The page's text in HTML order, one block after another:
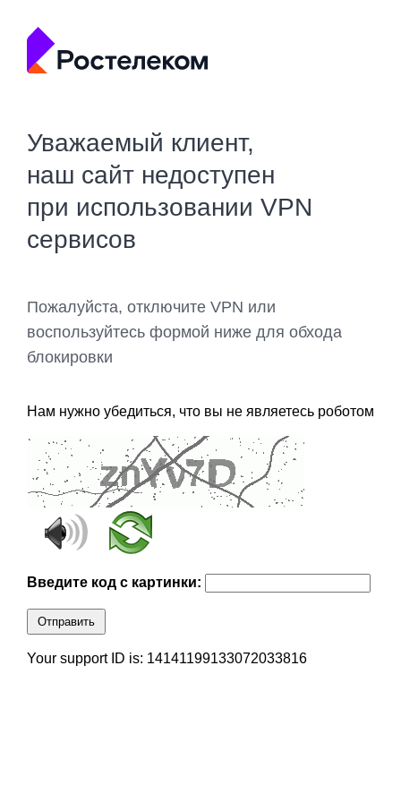
Уважаемый клиент,
наш сайт недоступен
при использовании VPN
сервисов
Пожалуйста, отключите VPN или
воспользуйтесь формой ниже для обхода
блокировки
Нам нужно убедиться, что вы не являетесь роботом
Введите код с картинки:
Отправить
Your support ID is: 14141199133072033816